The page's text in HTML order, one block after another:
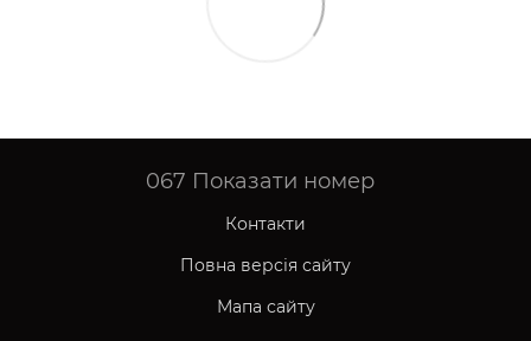
067 Показати номер
Контакти
Повна версія сайту
Мапа сайту